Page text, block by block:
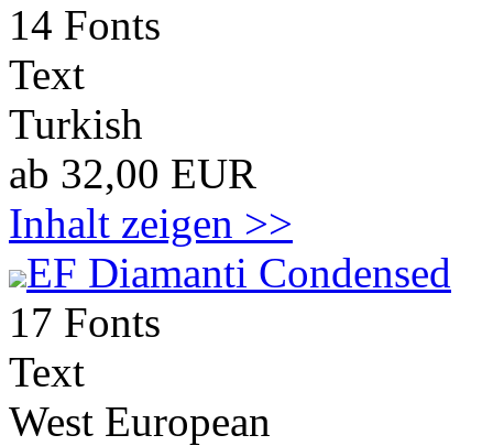
14 Fonts
Text
Turkish
ab 32,00 EUR
Inhalt zeigen >>
EF Diamanti Condensed
17 Fonts
Text
West European